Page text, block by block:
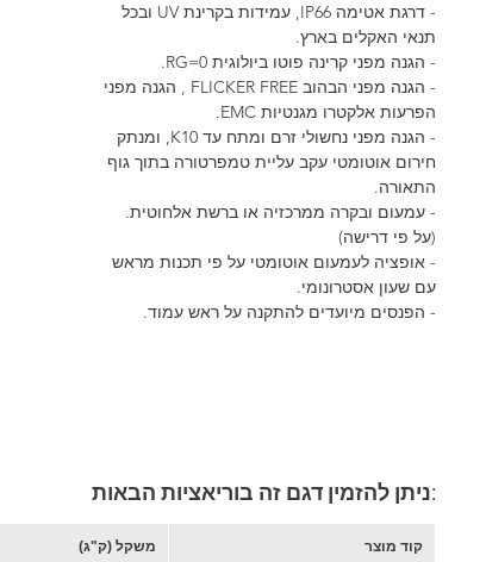
- דרגת אטימה IP66, עמידות בקרינת UV ובכל
תנאי האקלים בארץ.
- הגנה מפני קרינה פוטו ביולוגית 0=RG.
- הגנה מפני הבהוב FLICKER FREE , הגנה מפני
הפרעות אלקטרו מגנטיות EMC.
- הגנה מפני נחשולי זרם ומתח עד K10, ומנתק
חירום אוטומטי עקב עליית טמפרטורה בתוך גוף
התאורה.
- עמעום ובקרה ממרכזיה או ברשת אלחוטית.
(על פי דרישה)
- אופציה לעמעום אוטומטי על פי תכנות מראש
עם שעון אסטרונומי.
- הפנסים מיועדים להתקנה על ראש עמוד.
:ניתן להזמין דגם זה בוריאציות הבאות
קוד מוצר משקל (ק"ג)